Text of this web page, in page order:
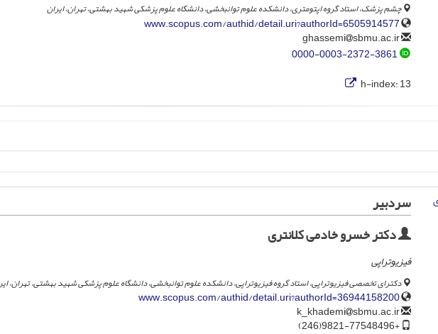
چشم پزشک، استاد گروه اپتومتری، دانشکده علوم توانبخشی، دانشگاه علوم پزشکی شهید بهشتی، تهران، ایران
www.scopus.com/authid/detail.uri?authorId=6505914577
sbmu.ac.ir
0000-0003-2372-3861
h-index:13
سردبیر
دکتر خسرو خادمی کلانتری
فیزیوتراپی
دکترای تخصصی فیزیوتراپی، استاد گروه فیزیوتراپی، دانشکده علوم توانبخشی، دانشگاه علوم پزشکی شهید بهشتی، تهران،
www.scopus.com/authid/detail.uri?authorId=36944158200
sbmu.ac.ir
+9821-77548496(246)